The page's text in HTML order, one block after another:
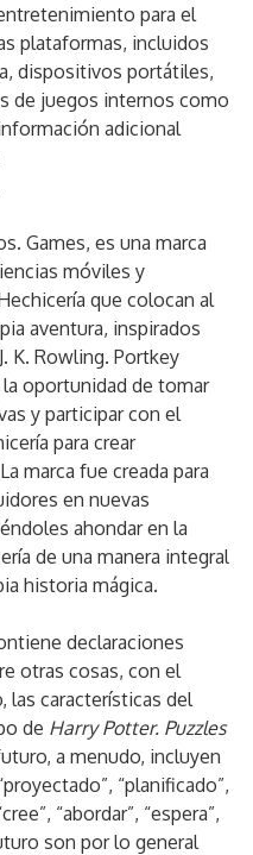
para el
plataformas, incluidos
dispositivos portátiles,
de juegos internos como
adicional
Games, es una marca
móviles y
que colocan al
aventura, inspirados
K. Rowling. Portkey
oportunidad de tomar
y participar con el
para crear
marca fue creada para
en nuevas
ahondar en la
de una manera integral
historia mágica.
declaraciones
otras cosas, con el
las características del
de Harry Potter. Puzzles
a menudo, incluyen
“planificado”,
“abordar”, “espera”,
son por lo general